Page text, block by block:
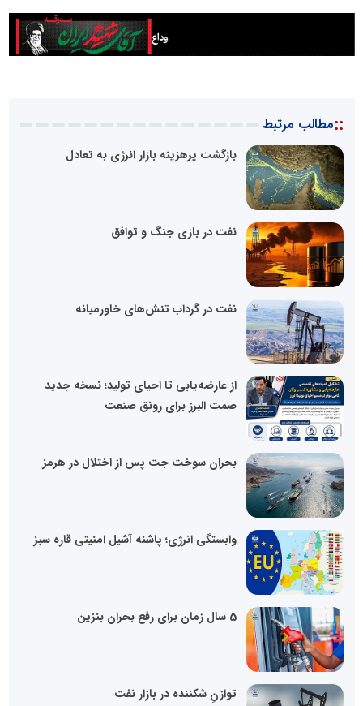
::مطالب مرتبط
بازگشت پرهزینه بازار انرژی به تعادل
نفت در بازی جنگ و توافق
نفت در گرداب تنش‌های خاورمیانه
از عارضه‌یابی تا احیای تولید؛ نسخه جدید
صمت البرز برای رونق صنعت
بحران سوخت جت پس از اختلال در هرمز
وابستگی انرژی؛ پاشنه آشیل امنیتی قاره سبز
5 سال زمان برای رفع بحران بنزین
توازنِ شکننده در بازار نفت